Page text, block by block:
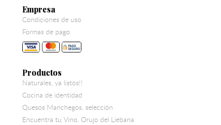
Empresa
Condiciones de uso
Formas de pago
Productos
Naturales, ya listos!!
Cocina de identidad
Quesos Manchegos, selección
Encuentra tu Vino, Orujo del Liebana